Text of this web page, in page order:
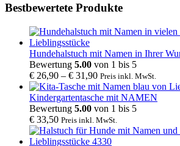
Bestbewertete Produkte
Hundehalstuch mit Namen in Ihrer
Bewertung 5.00 von 1 bis 5
€ 26,90 – € 31,90 Preis inkl. MwSt.
Kindergartentasche mit NAMEN
Bewertung 5.00 von 1 bis 5
€ 33,50 Preis inkl. MwSt.